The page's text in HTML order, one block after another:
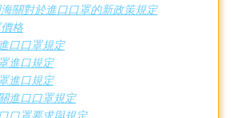
關對於進口口罩的新政策規定
格
口口罩規定
進口規定
進口規定
進口口罩規定
口罩要求與規定